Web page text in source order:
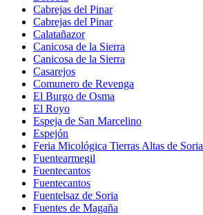
Cabrejas del Pinar
Cabrejas del Pinar
Calatañazor
Canicosa de la Sierra
Canicosa de la Sierra
Casarejos
Comunero de Revenga
El Burgo de Osma
El Royo
Espeja de San Marcelino
Espejón
Feria Micológica Tierras Altas de Soria
Fuentearmegil
Fuentecantos
Fuentecantos
Fuentelsaz de Soria
Fuentes de Magaña